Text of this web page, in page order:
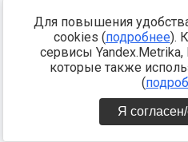
Для повышения
cookies (подробнее).
сервисы Yandex.Metrika,
которые также
(
Я